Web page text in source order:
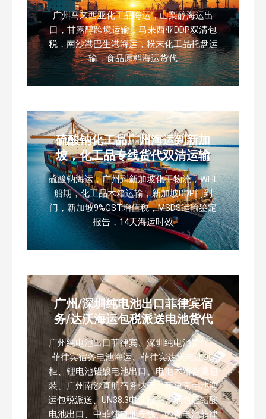
广州马来西亚化工品海运，山梨醇海运出
口，甘露醇跨境运输，马来西亚DDP双清包
税，南沙港巴生港海运，粉末化工品托盘运
输，食品原料海运货代
硫酸钠化工品广州海运到新加
坡，化工品专线货代双清运输
硫酸钠海运，广州到新加坡化工物流，WHL
船期，化工品木箱运输，新加坡DDP门到
门，新加坡9%GST增值税，MSDS运输鉴定
报告，14天海运时效
广州/深圳纯电池出口菲律宾宿
务/达沃海运包税派送电池货代
广州纯电池出口菲律宾、深圳纯电池货代、
菲律宾宿务电池海运、菲律宾达沃电池DG
柜、锂电池铅酸电池出口、电池木箱合规包
装、广州南沙直航宿务达沃、菲律宾电池海
运包税派送、UN38.3电池报关、危包证铅酸
电池出口、中菲纯电池专线、内置电池菲律